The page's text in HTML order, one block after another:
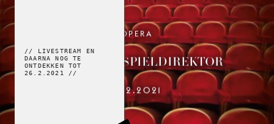
// LIVESTREAM EN
DAARNA NOG TE
ONTDEKKEN TOT
26.2.2021 //
OPERA
DER SCHAUSPIELDIREKTOR
19.2.2021